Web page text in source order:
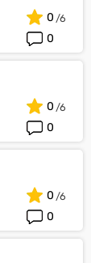
0
0
0
0
0
0